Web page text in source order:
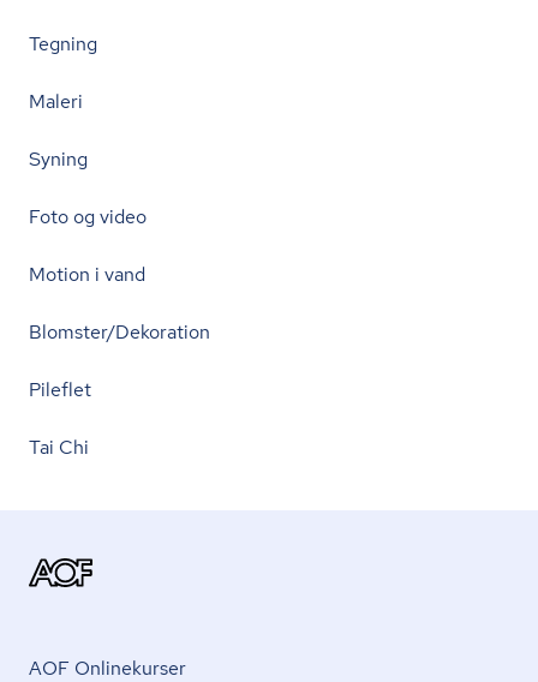
Tegning
Maleri
Syning
Foto og video
Motion i vand
Blomster/Dekoration
Pileflet
Tai Chi
AOF Onlinekurser